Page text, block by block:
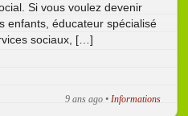
Si vous voulez devenir
enfants, éducateur spécialisé
sociaux, […]
9 ans ago • Informations